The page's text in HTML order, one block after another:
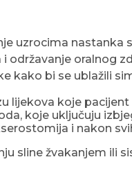
uzrocima nastanka
održavanje oralnog
kako bi se ublažili
lijekova koje
koje uključuju
i nakon
sline žvakanjem ili